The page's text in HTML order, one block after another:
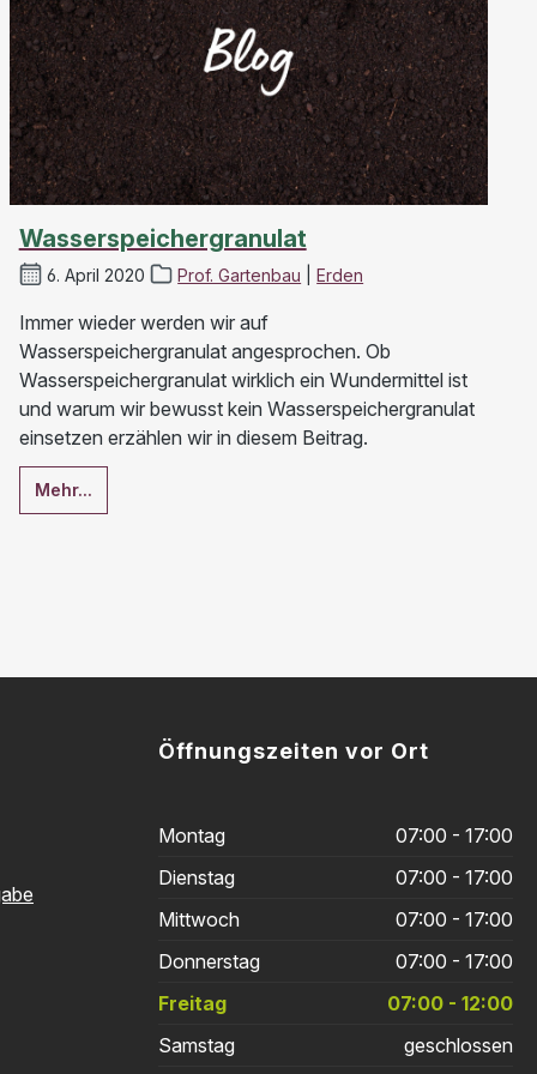
Wasserspeichergranulat
6. April 2020 Prof. Gartenbau |Erden
Immer wieder werden wir auf
Wasserspeichergranulat angesprochen. Ob
Wasserspeichergranulat wirklich ein Wundermittel ist
und warum wir bewusst kein Wasserspeichergranulat
einsetzen erzählen wir in diesem Beitrag.
Mehr...
Öffnungszeiten vor Ort
Montag
07:00 - 17:00
Dienstag
07:00 - 17:00
Mittwoch
07:00 - 17:00
Donnerstag
07:00 - 17:00
Freitag
07:00 - 12:00
Samstag
geschlossen